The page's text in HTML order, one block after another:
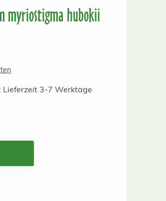
myriostigma hubokii
Lieferzeit 3-7 Werktage
den gewünschten Wert ein